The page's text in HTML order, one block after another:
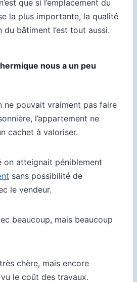
que si l’emplacement du
la plus importante, la qualité
bâtiment l’est tout aussi.
nous a un peu
ne pouvait vraiment pas faire
l’appartement ne
cachet à valoriser.
on atteignait péniblement
sans possibilité de
le vendeur.
beaucoup, mais beaucoup
chère, mais encore
le coût des travaux.